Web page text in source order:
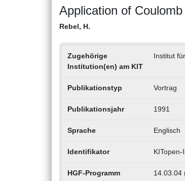
Application of
Rebel, H.
Zugehörige
Institution(en) am KIT
Institut
Publikationstyp Vortrag
Publikationsjahr 1991
Sprache Englisch
Identifikator
HGF-Programm 14.03.04